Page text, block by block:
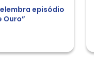
episódio
Ouro”